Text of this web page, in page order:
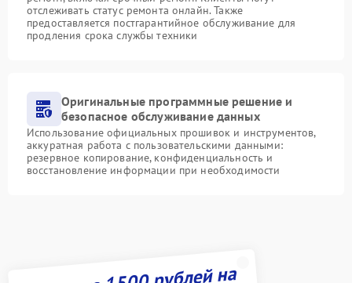
отслеживать статус ремонта онлайн. Также
предоставляется постгарантийное обслуживание для
продления срока службы техники
Оригинальные программные решение и
безопасное обслуживание данных
Использование официальных прошивок и инструментов,
аккуратная работа с пользовательскими данными:
резервное копирование, конфиденциальность и
восстановление информации при необходимости